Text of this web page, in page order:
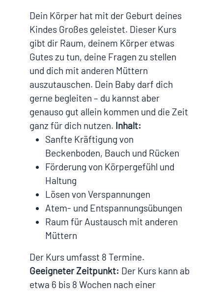
Dein Körper hat mit der Geburt deines
Kindes Großes geleistet. Dieser Kurs
gibt dir Raum, deinem Körper etwas
Gutes zu tun, deine Fragen zu stellen
und dich mit anderen Müttern
auszutauschen. Dein Baby darf dich
gerne begleiten – du kannst aber
genauso gut allein kommen und die Zeit
ganz für dich nutzen. Inhalt:
Sanfte Kräftigung von
Beckenboden, Bauch und Rücken
Förderung von Körpergefühl und
Haltung
Lösen von Verspannungen
Atem- und Entspannungsübungen
Raum für Austausch mit anderen
Müttern
Der Kurs umfasst 8 Termine.
Geeigneter Zeitpunkt: Der Kurs kann ab
etwa 6 bis 8 Wochen nach einer